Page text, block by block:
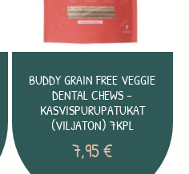
BUDDY GRAIN FREE VEGGIE
DENTAL CHEWS –
KASVISPURUPATUKAT
(VILJATON) 7KPL
7,95€